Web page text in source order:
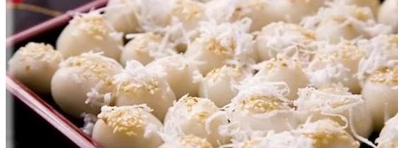
Chuyên Đề
Khai Giảng
Lịch học – Lịch thi
Đăng Ký Học
Công Thức
Cách Làm Bánh Việt
Cách Làm Bánh Âu
Cách Làm Bánh Kem
Cách Làm Bánh Mì
Cách Làm Bánh Trung Thu
Cách Làm Bánh Flan